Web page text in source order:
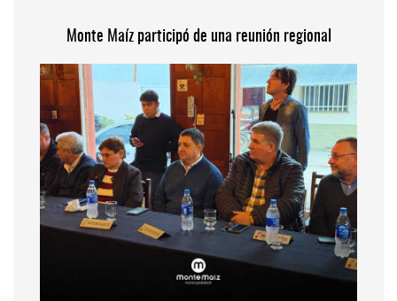
Monte Maíz participó de una reunión regional